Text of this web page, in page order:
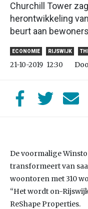
Churchill Tower
herontwikkeling
beurt aan
ECONOMIE RIJSWIJK
21-10-2019 12:30
De voormalige
transformeert van
woontoren met 310
“Het wordt on-
ReShape Properties.